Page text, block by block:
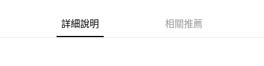
恩沛科技股份有限公司將有權停止該用戶之使用額度並採取法律行動。
詳細說明 相關推薦